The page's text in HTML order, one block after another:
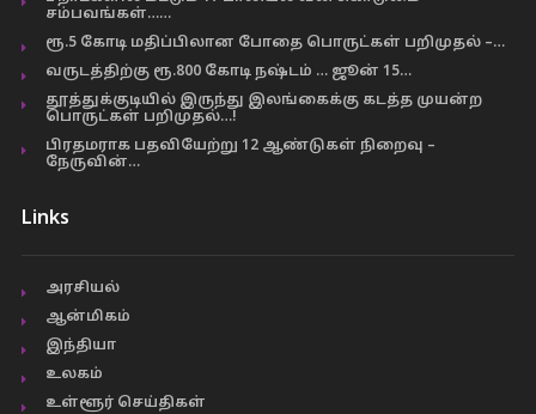
சம்பவங்கள்……
ரூ.5 கோடி மதிப்பிலான போதை பொருட்கள் பறிமுதல் –…
வருடத்திற்கு ரூ.800 கோடி நஷ்டம் … ஜூன் 15…
தூத்துக்குடியில் இருந்து இலங்கைக்கு கடத்த முயன்ற
பொருட்கள் பறிமுதல்…!
பிரதமராக பதவியேற்று 12 ஆண்டுகள் நிறைவு –
நேருவின்…
Links
அரசியல்
ஆன்மிகம்
இந்தியா
உலகம்
உள்ளூர் செய்திகள்